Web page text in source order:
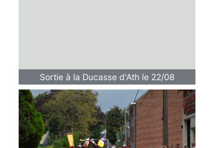
Sortie à la Ducasse d'Ath le 22/08